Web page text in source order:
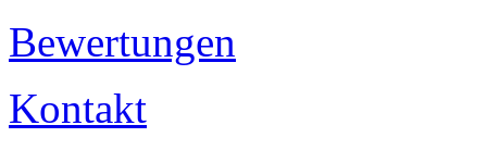
Bewertungen
Kontakt